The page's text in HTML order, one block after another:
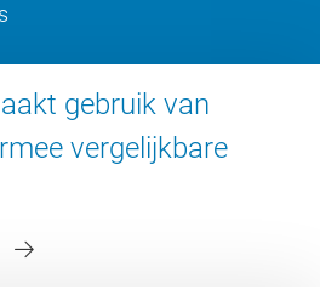
gebruik van
vergelijkbare